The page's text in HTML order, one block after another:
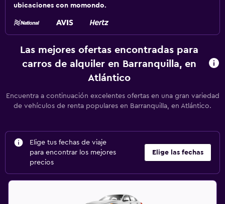
ubicaciones con momondo.
Las mejores ofertas encontradas para
carros de alquiler en Barranquilla, en
Atlántico
Encuentra a continuación excelentes ofertas en una gran variedad
de vehículos de renta populares en Barranquilla, en Atlántico.
Elige tus fechas de viaje
para encontrar los mejores
precios
Elige las fechas